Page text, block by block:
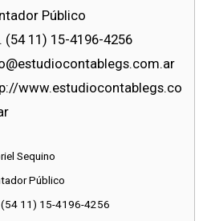
Público
(54 11) 15-4196-4256
www.estudiocontablegs.co
Sequino
Público
(54 11) 15-4196-4256